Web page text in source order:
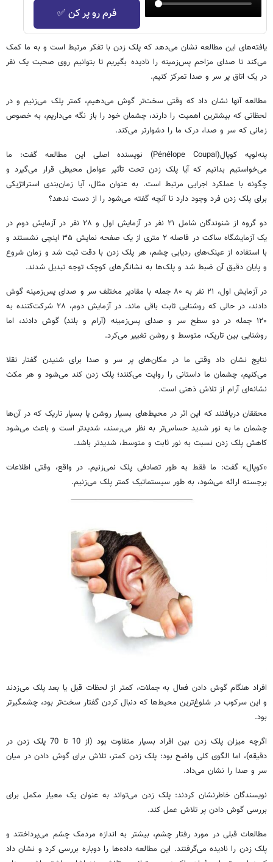
فرم رو پر کن ✅
یافته‌های این مطالعه نشان می‌دهد که پلک زدن با تفکر مرتبط است و به ما کمک
می‌کند تا صدای مزاحم پس‌زمینه را نادیده بگیریم تا بتوانیم روی صحبت یک نفر
در یک اتاق پر سر و صدا تمرکز کنیم.
مطالعه آنها نشان داد که وقتی سخت‌تر گوش می‌دهیم، کمتر پلک می‌زنیم و در
لحظاتی که بیشترین اهمیت را دارند، چشمان خود را باز نگه می‌داریم، به خصوص
زمانی که سر و صدا، درک ما را دشوارتر می‌کند.
پنه‌لوپه کوپال(Pénélope Coupal) نویسنده اصلی این مطالعه گفت: ما
می‌خواستیم بدانیم که آیا پلک زدن تحت تأثیر عوامل محیطی قرار می‌گیرد و
چگونه با عملکرد اجرایی مرتبط است. به عنوان مثال، آیا زمان‌بندی استراتژیکی
برای پلک زدن فرد وجود دارد تا آنچه گفته می‌شود را از دست ندهد؟
دو گروه از شنوندگان شامل ۲۱ نفر در آزمایش اول و ۲۸ نفر در آزمایش دوم در
یک آزمایشگاه ساکت در فاصله ۲ متری از یک صفحه نمایش ۳۵ اینچی نشستند و
با استفاده از عینک‌های ردیابی چشم، هر پلک زدن با دقت ثبت شد و زمان شروع
و پایان دقیق آن ضبط شد و پلک‌ها به نشانگرهای کوچک توجه تبدیل شدند.
در آزمایش اول، ۲۱ نفر به ۸۰ جمله با مقادیر مختلف سر و صدای پس‌زمینه گوش
دادند، در حالی که روشنایی ثابت باقی ماند. در آزمایش دوم، ۲۸ شرکت‌کننده به
۱۲۰ جمله در دو سطح سر و صدای پس‌زمینه (آرام و بلند) گوش دادند، اما
روشنایی بین تاریک، متوسط و روشن تغییر می‌کرد.
نتایج نشان داد وقتی ما در مکان‌های پر سر و صدا برای شنیدن گفتار تقلا
می‌کنیم، چشمان ما داستانی را روایت می‌کنند؛ پلک زدن کند می‌شود و هر مکث
نشانه‌ای آرام از تلاش ذهنی است.
محققان دریافتند که این اثر در محیط‌های بسیار روشن یا بسیار تاریک که در آن‌ها
چشمان ما به نور شدید حساس‌تر به نظر می‌رسند، شدیدتر است و باعث می‌شود
کاهش پلک زدن نسبت به نور ثابت و متوسط، شدیدتر باشد.
«کوپال» گفت: ما فقط به طور تصادفی پلک نمی‌زنیم. در واقع، وقتی اطلاعات
برجسته ارائه می‌شود، به طور سیستماتیک کمتر پلک می‌زنیم.
افراد هنگام گوش دادن فعال به جملات، کمتر از لحظات قبل یا بعد پلک می‌زدند
و این سرکوب در شلوغ‌ترین محیط‌ها که دنبال کردن گفتار سخت‌تر بود، چشمگیرتر
بود.
اگرچه میزان پلک زدن بین افراد بسیار متفاوت بود (از 10 تا 70 پلک زدن در
دقیقه)، اما الگوی کلی واضح بود: پلک زدن کمتر، تلاش برای گوش دادن در میان
سر و صدا را نشان می‌داد.
نویسندگان خاطرنشان کردند: پلک زدن می‌تواند به عنوان یک معیار مکمل برای
بررسی گوش دادن پر تلاش عمل کند.
مطالعات قبلی در مورد رفتار چشم، بیشتر به اندازه مردمک چشم می‌پرداختند و
پلک زدن را نادیده می‌گرفتند. این مطالعه داده‌ها را دوباره بررسی کرد و نشان داد